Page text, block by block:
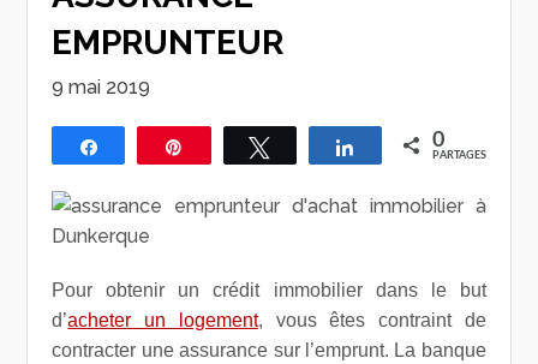
EMPRUNTEUR
9 mai 2019
Partagez Épingle Tweetez Partagez0
PARTAGES
Pour obtenir un crédit immobilier dans le but
d’acheter un logement, vous êtes contraint de
contracter une assurance sur l’emprunt. La banque